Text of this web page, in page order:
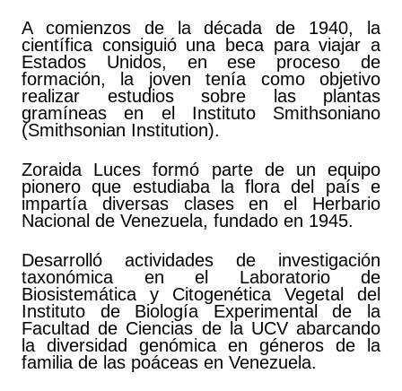
A comienzos de la década de 1940, la
científica consiguió una beca para viajar a
Estados Unidos, en ese proceso de
formación, la joven tenía como objetivo
realizar estudios sobre las plantas
gramíneas en el Instituto Smithsoniano
(Smithsonian Institution).
Zoraida Luces formó parte de un equipo
pionero que estudiaba la flora del país e
impartía diversas clases en el Herbario
Nacional de Venezuela, fundado en 1945.
Desarrolló actividades de investigación
taxonómica en el Laboratorio de
Biosistemática y Citogenética Vegetal del
Instituto de Biología Experimental de la
Facultad de Ciencias de la UCV abarcando
la diversidad genómica en géneros de la
familia de las poáceas en Venezuela.